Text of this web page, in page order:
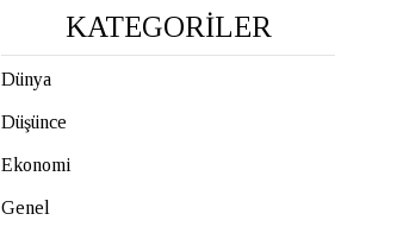
KATEGORİLER
Dünya
Düşünce
Ekonomi
Genel